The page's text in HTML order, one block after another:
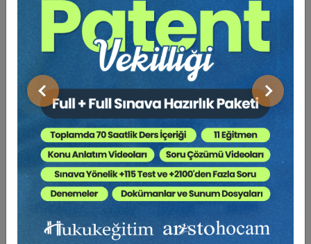
Önceki Sonraki
Hukuk Eğitim
Borçlar Mevzuatından Kaynaklı Nitelikli
Hesaplamalar Eğitimi (3 Eğitmen - 4 Video)